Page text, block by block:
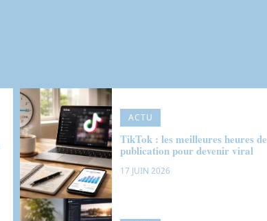
ACTU
TikTok : les meilleures heures de
publication pour devenir viral
17 JUIN 2026